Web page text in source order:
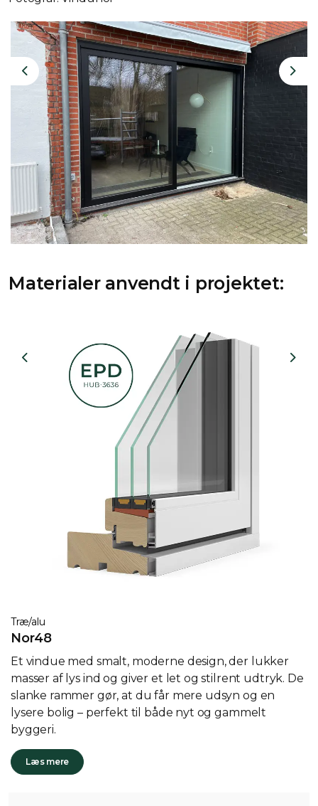
Previous
Materialer anvendt i projektet:
Previous
Træ/alu
Nor48
Et vindue med smalt, moderne design, der lukker
masser af lys ind og giver et let og stilrent udtryk. De
slanke rammer gør, at du får mere udsyn og en
lysere bolig – perfekt til både nyt og gammelt
byggeri.
Læs mere